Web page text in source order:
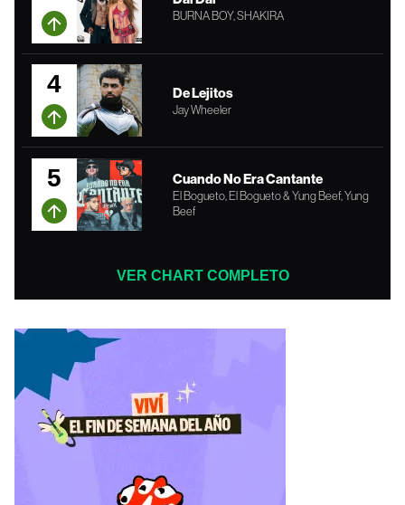
BURNA BOY, SHAKIRA
4 De Lejitos
Jay Wheeler
5 Cuando No Era Cantante
El Bogueto, El Bogueto & Yung Beef, Yung
Beef
VER CHART COMPLETO